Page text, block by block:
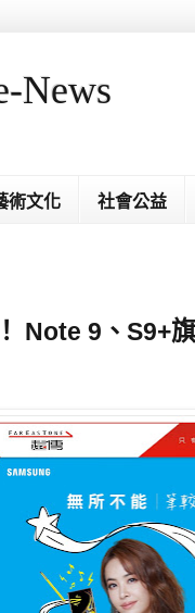
News
術文化 社會公益
Note 9、S9+